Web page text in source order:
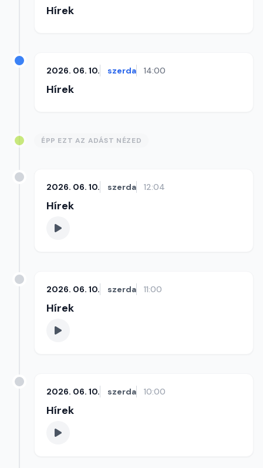
Hírek
2026. 06. 10. szerda 14:00
Hírek
ÉPP EZT AZ ADÁST NÉZED
2026. 06. 10. szerda 12:04
Hírek
2026. 06. 10. szerda 11:00
Hírek
2026. 06. 10. szerda 10:00
Hírek